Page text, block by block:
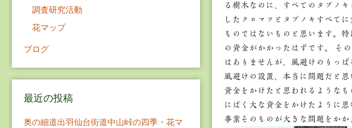
る樹木なのに、すべてのタブノ
したクロマツとタブノキすべて
ものではないものと思います。
の資金がかかったはずです。 そ
はありませんが、風避けのりっ
風避けの設置、本当に問題だと
資金をかけたと思われるような
にばく大な資金をかけたように
事業そのものが大きな問題をか
調査研究活動
花マップ
ブログ
最近の投稿
奥の細道出羽仙台街道中山峠の四季・花マ